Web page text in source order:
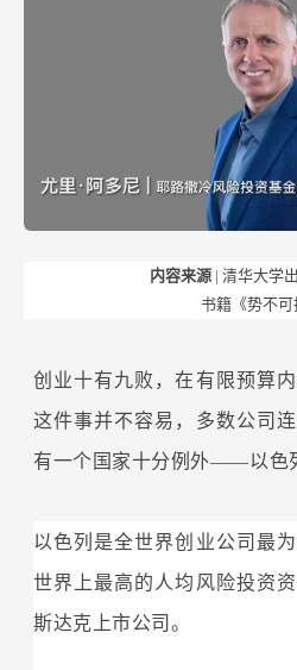
内容来源 | 清华大学
书籍《势不可
创业十有九败，在有限预算
这件事并不容易，多数公司
有一个国家十分例外——以色
以色列是全世界创业公司最
世界上最高的人均风险投资
斯达克上市公司。